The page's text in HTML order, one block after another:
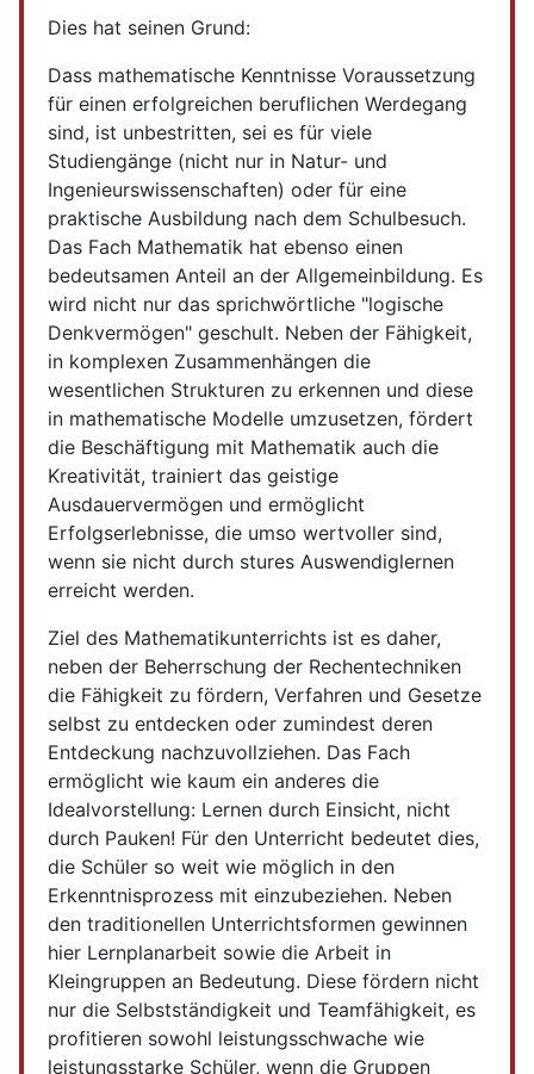
Dies hat seinen Grund:
Dass mathematische Kenntnisse Voraussetzung
für einen erfolgreichen beruflichen Werdegang
sind, ist unbestritten, sei es für viele
Studiengänge (nicht nur in Natur- und
Ingenieurswissenschaften) oder für eine
praktische Ausbildung nach dem Schulbesuch.
Das Fach Mathematik hat ebenso einen
bedeutsamen Anteil an der Allgemeinbildung. Es
wird nicht nur das sprichwörtliche "logische
Denkvermögen" geschult. Neben der Fähigkeit,
in komplexen Zusammenhängen die
wesentlichen Strukturen zu erkennen und diese
in mathematische Modelle umzusetzen, fördert
die Beschäftigung mit Mathematik auch die
Kreativität, trainiert das geistige
Ausdauervermögen und ermöglicht
Erfolgserlebnisse, die umso wertvoller sind,
wenn sie nicht durch stures Auswendiglernen
erreicht werden.
Ziel des Mathematikunterrichts ist es daher,
neben der Beherrschung der Rechentechniken
die Fähigkeit zu fördern, Verfahren und Gesetze
selbst zu entdecken oder zumindest deren
Entdeckung nachzuvollziehen. Das Fach
ermöglicht wie kaum ein anderes die
Idealvorstellung: Lernen durch Einsicht, nicht
durch Pauken! Für den Unterricht bedeutet dies,
die Schüler so weit wie möglich in den
Erkenntnisprozess mit einzubeziehen. Neben
den traditionellen Unterrichtsformen gewinnen
hier Lernplanarbeit sowie die Arbeit in
Kleingruppen an Bedeutung. Diese fördern nicht
nur die Selbstständigkeit und Teamfähigkeit, es
profitieren sowohl leistungsschwache wie
leistungsstarke Schüler, wenn die Gruppen